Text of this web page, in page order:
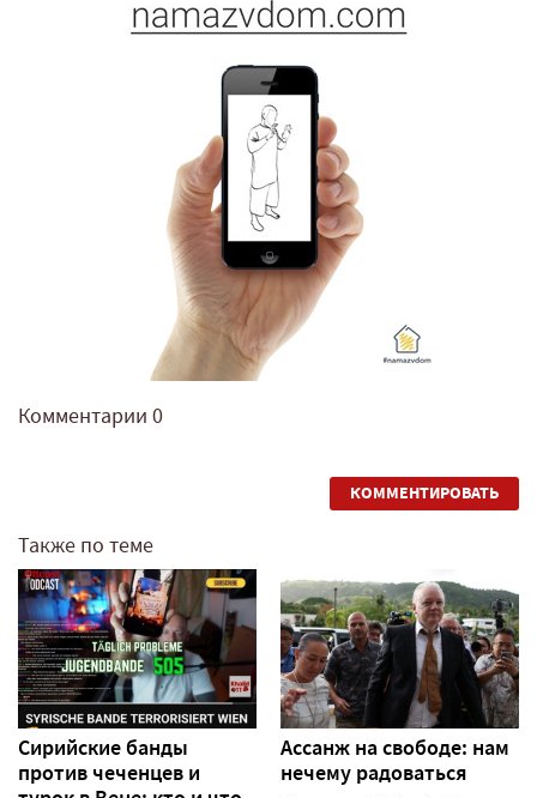
Комментарии 0
КОММЕНТИРОВАТЬ
Также по теме
Сирийские банды
против чеченцев и
Ассанж на свободе: нам
нечему радоваться